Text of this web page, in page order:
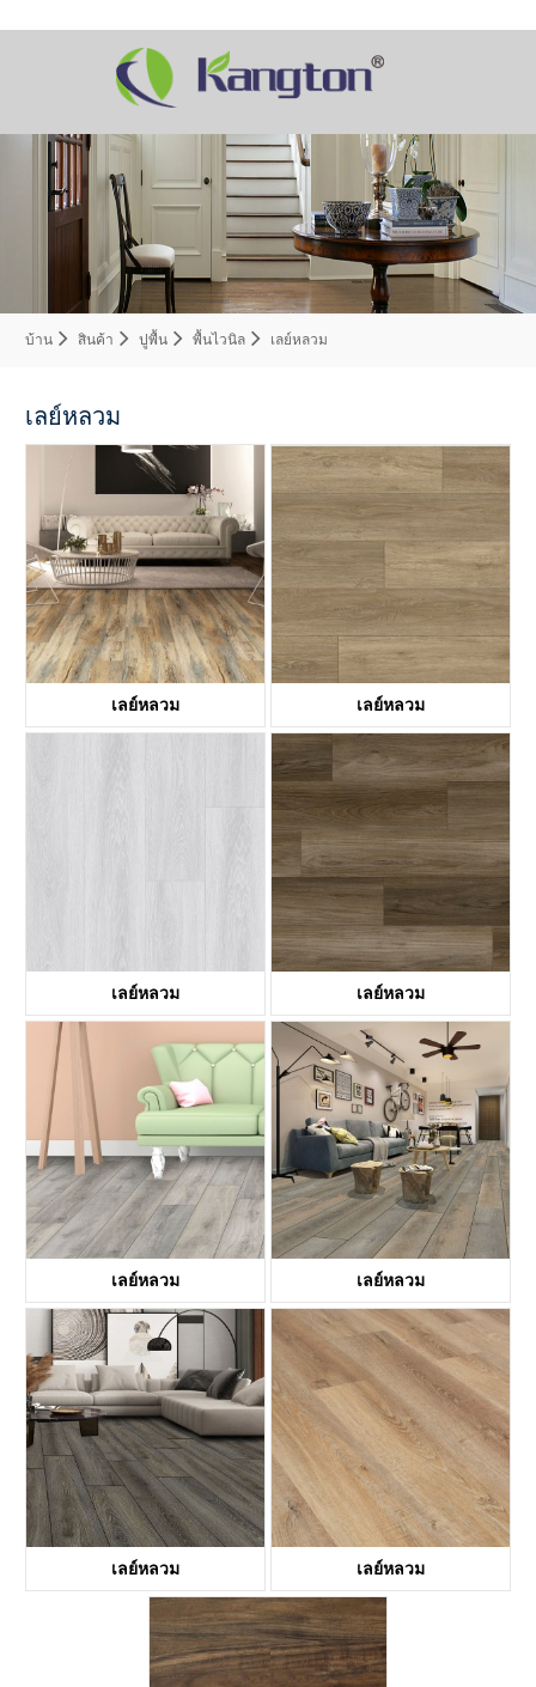
บ้าน สินค้า ปูพื้น พื้นไวนิล เลย์หลวม
เลย์หลวม
เลย์หลวม เลย์หลวม
KTV8016
เลย์หลวม เลย์หลวม
KTV8018
เลย์หลวม
KTV8021
เลย์หลวม
KTV8027
เลย์หลวม เลย์หลวม
KTV68051-1